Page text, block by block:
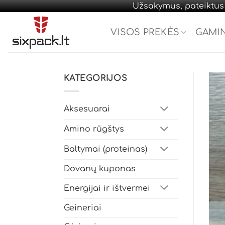
Užsakymus,
content
VISOS PREKĖS
KATEGORIJOS
Aksesuarai
Amino rūgštys
Baltymai (proteinas)
Dovanų kuponas
Energijai ir ištvermei
Geineriai